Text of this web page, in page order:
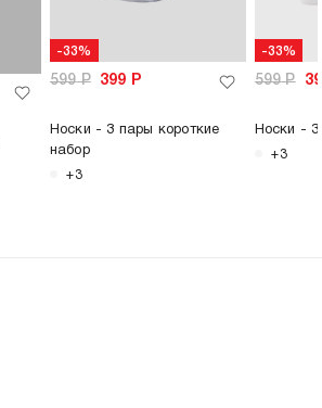
-33%
599Р 399 Р
Носки - 3 пары короткие
набор
+3
-33%
599Р
Носки - 3
+3